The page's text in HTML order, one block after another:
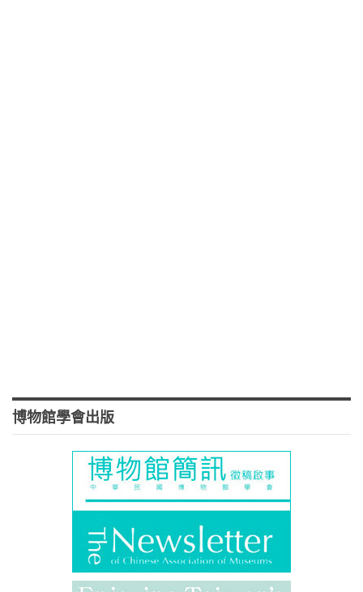
博物館學會出版